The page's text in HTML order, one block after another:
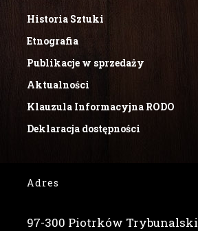
Historia Sztuki
Etnografia
Publikacje w sprzedaży
Aktualności
Klauzula Informacyjna RODO
Deklaracja dostępności
Adres
97-300 Piotrków Trybunalski